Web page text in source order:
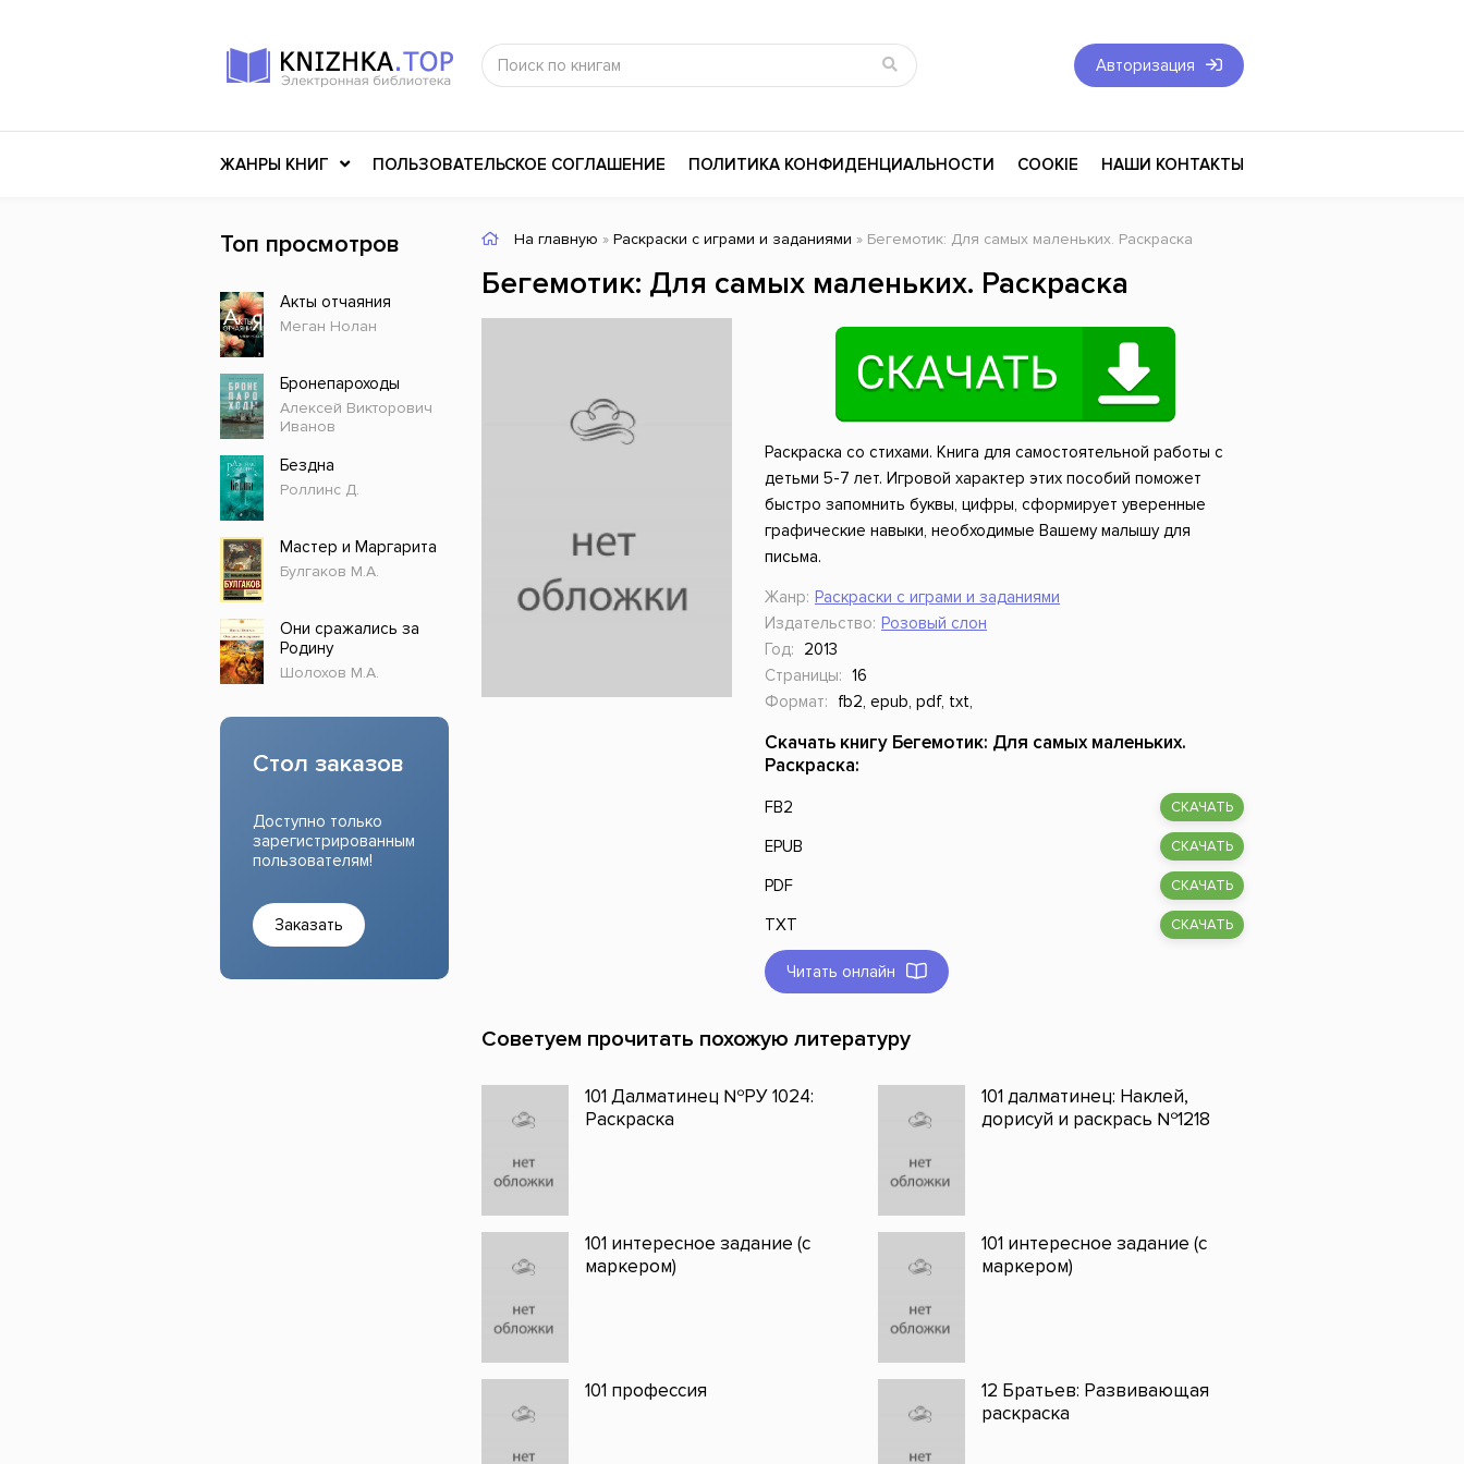
Авторизация
ЖАНРЫ КНИГ
Российское искусство
Детективы
Детские книги
История
Разное
Прочие издания
Ужасы / Мистика
Любовные романы
Научные издания
Современная проза
История России
Внутренняя политика
Юмор и сатира
Философия
Эзотерика
Экономика
Юриспруденция
Российский боевик
ПОЛЬЗОВАТЕЛЬСКОЕ СОГЛАШЕНИЕ ПОЛИТИКА КОНФИДЕНЦИАЛЬНОСТИ COOKIE НАШИ КОНТАКТЫ
На главную » Раскраски с играми и заданиями » Бегемотик: Для самых маленьких. Раскраска
Бегемотик: Для самых маленьких. Раскраска
Раскраска со стихами. Книга для самостоятельной работы с
детьми 5-7 лет. Игровой характер этих пособий поможет
быстро запомнить буквы, цифры, сформирует уверенные
графические навыки, необходимые Вашему малышу для
письма.
Жанр: Раскраски с играми и заданиями
Издательство: Розовый слон
Год:
2013
Страницы: 16
Формат:
fb2, epub, pdf, txt,
Скачать книгу Бегемотик: Для самых маленьких.
Раскраска:
FB2 СКАЧАТЬ
EPUB СКАЧАТЬ
PDF СКАЧАТЬ
TXT СКАЧАТЬ
Читать онлайн
Советуем прочитать похожую литературу
101 Далматинец №РУ 1024:
Раскраска
101 далматинец: Наклей,
дорисуй и раскрась №1218
101 интересное задание (с
маркером)
101 интересное задание (с
маркером)
101 профессия
12 Братьев: Развивающая
раскраска
Топ просмотров
Акты отчаяния
Меган Нолан
Бронепароходы
Алексей Викторович
Иванов
Бездна
Роллинс Д.
Мастер и Маргарита
Булгаков М.А.
Они сражались за
Родину
Шолохов М.А.
Стол заказов
Доступно только
зарегистрированным
пользователям!
Заказать